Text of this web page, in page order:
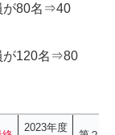
が80名⇒40
が120名⇒80
2023年度